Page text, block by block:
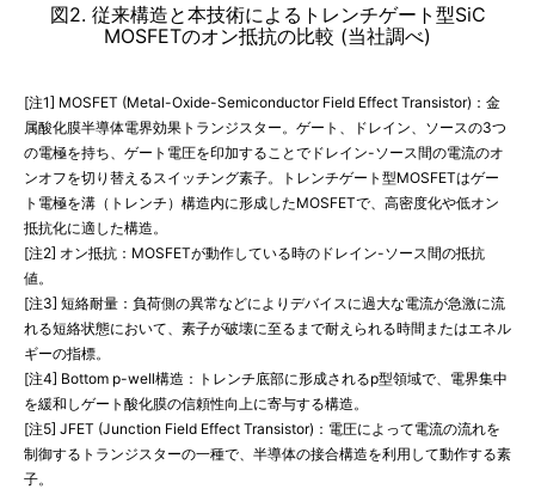
図2. 従来構造と本技術によるトレンチゲート型SiC
MOSFETのオン抵抗の比較 (当社調べ)
[注1] MOSFET (Metal-Oxide-Semiconductor Field Effect Transistor)：金
属酸化膜半導体電界効果トランジスター。ゲート、ドレイン、ソースの3つ
の電極を持ち、ゲート電圧を印加することでドレイン-ソース間の電流のオ
ンオフを切り替えるスイッチング素子。トレンチゲート型MOSFETはゲー
ト電極を溝（トレンチ）構造内に形成したMOSFETで、高密度化や低オン
抵抗化に適した構造。
[注2] オン抵抗：MOSFETが動作している時のドレイン-ソース間の抵抗
値。
[注3] 短絡耐量：負荷側の異常などによりデバイスに過大な電流が急激に流
れる短絡状態において、素子が破壊に至るまで耐えられる時間またはエネル
ギーの指標。
[注4] Bottom p-well構造：トレンチ底部に形成されるp型領域で、電界集中
を緩和しゲート酸化膜の信頼性向上に寄与する構造。
[注5] JFET (Junction Field Effect Transistor)：電圧によって電流の流れを
制御するトランジスターの一種で、半導体の接合構造を利用して動作する素
子。